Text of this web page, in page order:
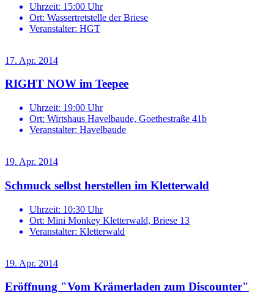
Uhrzeit: 15:00 Uhr
Ort: Wassertretstelle der Briese
Veranstalter: HGT
17. Apr. 2014
RIGHT NOW im Teepee
Uhrzeit: 19:00 Uhr
Ort: Wirtshaus Havelbaude, Goethestraße 41b
Veranstalter: Havelbaude
19. Apr. 2014
Schmuck selbst herstellen im Kletterwald
Uhrzeit: 10:30 Uhr
Ort: Mini Monkey Kletterwald, Briese 13
Veranstalter: Kletterwald
19. Apr. 2014
Eröffnung "Vom Krämerladen zum Discounter"